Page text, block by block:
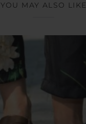
YOU MAY ALSO LIKE